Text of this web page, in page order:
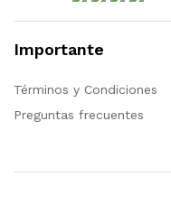
Importante
Términos y Condiciones
Preguntas frecuentes